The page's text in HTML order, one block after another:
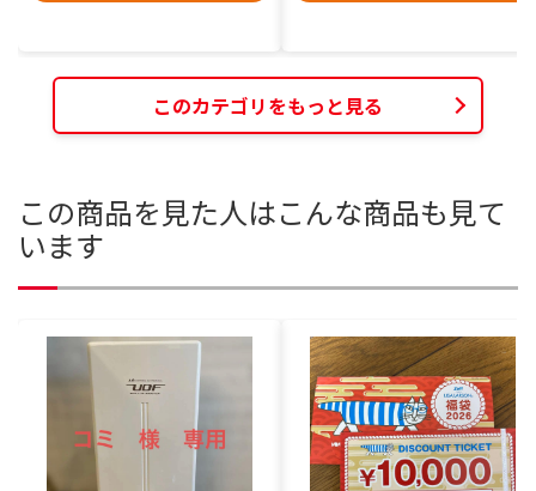
このカテゴリをもっと見る
この商品を見た人はこんな商品も見て
います